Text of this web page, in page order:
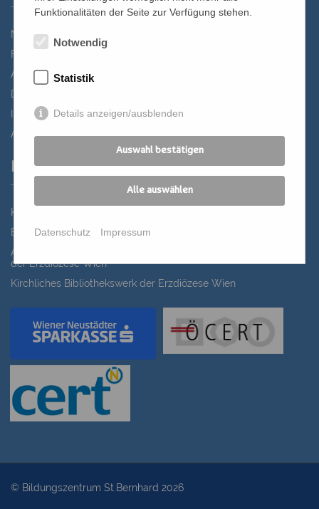
Newsletter
Förderverein
Anreise
Datenschutz
Impressum
AGB
Partner
Katholisches Bildungswerk Wien
Bildung Regional
ANIMA, Bildungsinitiative für Frauen der Erwachsenenbildung
der Erzdiözese Wien
Kirchliches Bibliothekswerk der Erzdiözese Wien
© Bildungszentrum St.Bernhard 2026
Funktionalitäten der Seite zur Verfügung stehen.
Notwendig
Statistik
Details anzeigen/ausblenden
Auswahl bestätigen
Alle auswählen
Datenschutz Impressum